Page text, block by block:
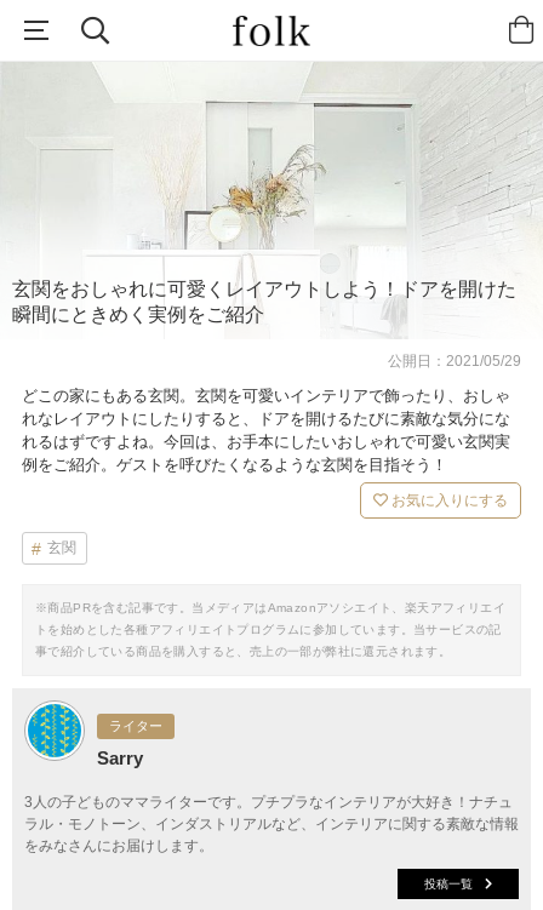
玄関をおしゃれに可愛くレイアウトしよう！ドアを開けた
瞬間にときめく実例をご紹介
公開日：2021/05/29
どこの家にもある玄関。玄関を可愛いインテリアで飾ったり、おしゃ
れなレイアウトにしたりすると、ドアを開けるたびに素敵な気分にな
れるはずですよね。今回は、お手本にしたいおしゃれで可愛い玄関実
例をご紹介。ゲストを呼びたくなるような玄関を目指そう！
お気に入りにする
玄関
※商品PRを含む記事です。当メディアはAmazonアソシエイト、楽天アフィリエイ
トを始めとした各種アフィリエイトプログラムに参加しています。当サービスの記
事で紹介している商品を購入すると、売上の一部が弊社に還元されます。
ライター
Sarry
3人の子どものママライターです。プチプラなインテリアが大好き！ナチュ
ラル・モノトーン、インダストリアルなど、インテリアに関する素敵な情報
をみなさんにお届けします。
投稿一覧